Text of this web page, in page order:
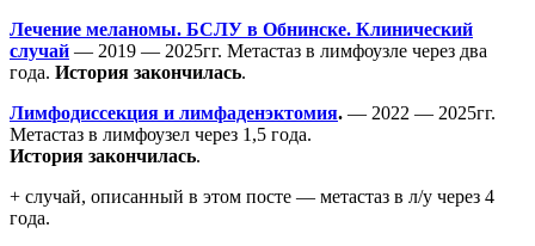
Лечение меланомы. БСЛУ в Обнинске. Клинический
случай — 2019 — 2025гг. Метастаз в лимфоузле через два
года. История закончилась.
Лимфодиссекция и лимфаденэктомия. — 2022 — 2025гг.
Метастаз в лимфоузел через 1,5 года.
История закончилась.
+ случай, описанный в этом посте — метастаз в л/у через 4
года.